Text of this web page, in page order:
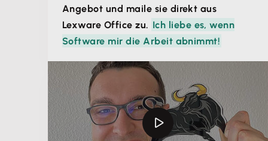
Angebot und maile sie direkt aus
Lexware Office zu. Ich liebe es, wenn
Software mir die Arbeit abnimmt!